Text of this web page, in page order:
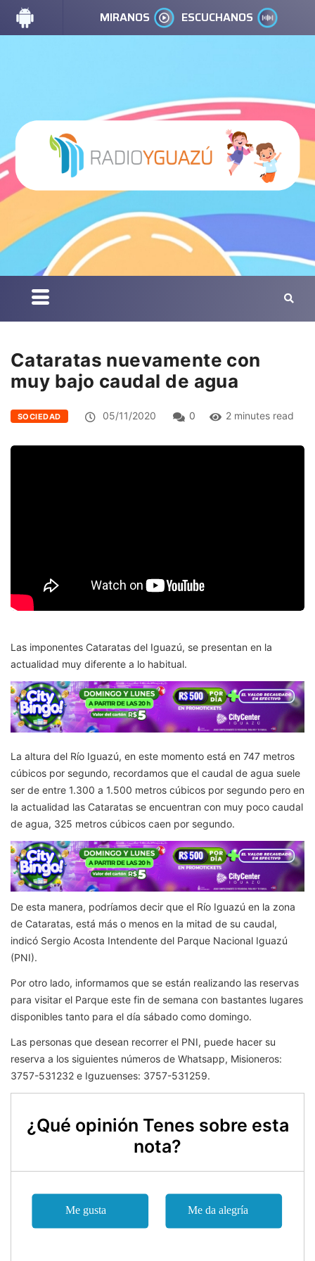
MIRANOS ESCUCHANOS
Cataratas nuevamente con
muy bajo caudal de agua
SOCIEDAD 05/11/2020 0 2 minutes read
Las imponentes Cataratas del Iguazú, se presentan en la
actualidad muy diferente a lo habitual.
La altura del Río Iguazú, en este momento está en 747 metros
cúbicos por segundo, recordamos que el caudal de agua suele
ser de entre 1.300 a 1.500 metros cúbicos por segundo pero en
la actualidad las Cataratas se encuentran con muy poco caudal
de agua, 325 metros cúbicos caen por segundo.
De esta manera, podríamos decir que el Río Iguazú en la zona
de Cataratas, está más o menos en la mitad de su caudal,
indicó Sergio Acosta Intendente del Parque Nacional Iguazú
(PNI).
Por otro lado, informamos que se están realizando las reservas
para visitar el Parque este fin de semana con bastantes lugares
disponibles tanto para el día sábado como domingo.
Las personas que desean recorrer el PNI, puede hacer su
reserva a los siguientes números de Whatsapp, Misioneros:
3757-531232 e Iguzuenses: 3757-531259.
¿Qué opinión Tenes sobre esta
nota?